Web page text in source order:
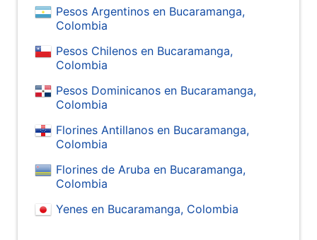
Pesos Argentinos en Bucaramanga,
Colombia
Pesos Chilenos en Bucaramanga,
Colombia
Pesos Dominicanos en Bucaramanga,
Colombia
Florines Antillanos en Bucaramanga,
Colombia
Florines de Aruba en Bucaramanga,
Colombia
Yenes en Bucaramanga, Colombia